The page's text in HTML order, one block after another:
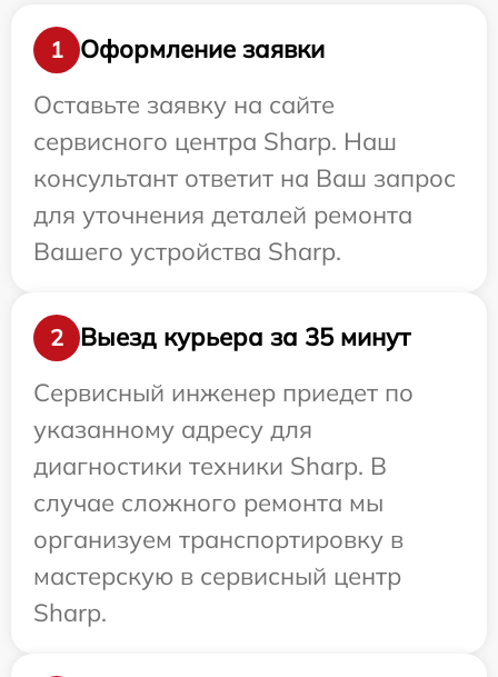
1
Оформление заявки
Оставьте заявку на сайте
сервисного центра Sharp. Наш
консультант ответит на Ваш запрос
для уточнения деталей ремонта
Вашего устройства Sharp.
2
Выезд курьера за 35 минут
Сервисный инженер приедет по
указанному адресу для
диагностики техники Sharp. В
случае сложного ремонта мы
организуем транспортировку в
мастерскую в сервисный центр
Sharp.